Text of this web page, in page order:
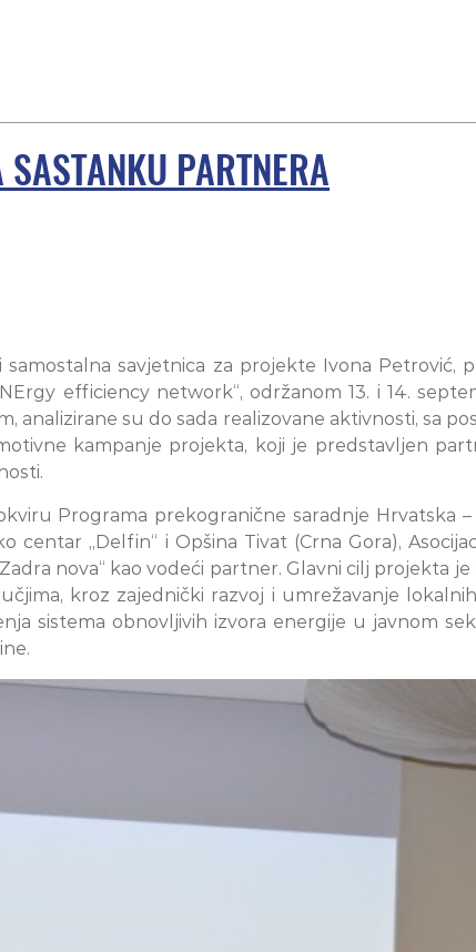
PARTNERA
savjetnica za projekte Ivona Petrović,
efficiency network“, održanom 13. i 14.
su do sada realizovane aktivnosti, sa
kampanje projekta, koji je predstavljen
Programa prekogranične saradnje Hrvatska
„Delfin“ i Opšina Tivat (Crna Gora),
nova“ kao vodeći partner. Glavni cilj projekta
kroz zajednički razvoj i umrežavanje
sistema obnovljivih izvora energije u javnom